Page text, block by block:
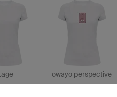
owayo perspective